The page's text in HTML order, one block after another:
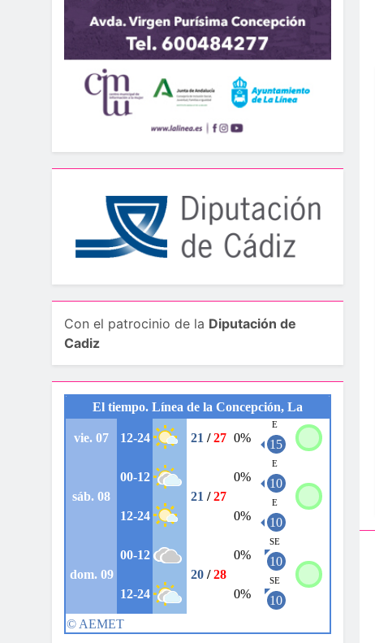
Con el patrocinio de la Diputación de
Cadiz